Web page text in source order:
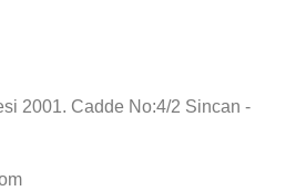
2001. Cadde No:4/2 Sincan -